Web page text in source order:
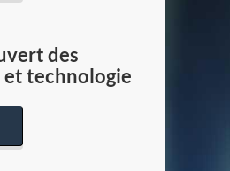
des
et technologie